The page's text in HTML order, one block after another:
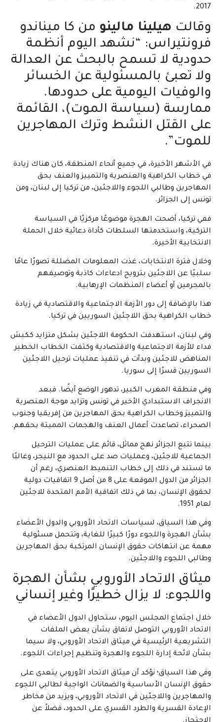
2017.
وقالت هيلينا مالينو من كا ميناندو
فرونتيراس: “نشهد اليوم أنظمة
حدودية لا تسمح بالبحث عن العدالة
ولا تعبئ بالمسئولية عن الخسائر
والوفيات اليومية على حدودها.
ممارسة (سياسة الموت)، القائمة
على القتل النشط وترك المهاجرين
للموت”.
في الأشهر الأخيرة، في جميع أنحاء المنطقة، كان هناك زيادة
في خطاب الكراهية والعنصرية والتمييز والعنف بحق
المهاجرين وطالبي اللجوء واللاجئين، من تركيا إلى لبنان، ومن
تونس إلى الجزائر.
ففي تركيا، أضحت الهجرة موضوعًا مركزيًا في السياسة
التركية، واستخدمتها السلطات كأداة دعائية خلال الحملة
الانتخابية الأخيرة.
وخلال فترة الانتخابات، غذت المعلومات المضللة تصورًا عامًا
سلبيًا عن اللاجئين بترويج ادعاءات كاذبة وتوصيفهم
بالمجرمين أو أعضاء المنظمات الإرهابية.
هذا بالإضافة إلى دور الأزمة الاجتماعية والاقتصادية في زيادة
خطاب الكراهية بحق اللاجئين السوريين في تركيا.
وفي لبنان، استهدفت الحكومة اللاجئين بشكل متزايد ككبش
فداء للأزمة الاجتماعية والاقتصادية وكثفت الخطاب الخطير
المناهض للاجئين وبدأت في تنفيذ عمليات ترحيل اللاجئين
السوريين قسرًا إلى سوريا.
وفي منطقة المغرب الكبير، تدهور الوضع أيضًا. فبعد
الانجراف الاستبدادي الأخير في تونس وتزايد موجة العنصرية
والتمييز وخطاب الكراهية بحق المهاجرين من إفريقيا وجنوب
الصحراء، تصاعدت أعمال العنف والهجمات المميتة بحقهم.
بينما تتبع الجزائر نهج مماثل، قائم على عمليات الترحيل
الجماعية للاجئين، وعمليات صد على الحدود مع النيجر، وغالبًا
ما تستند في ذلك إلى خطاب التنميط العنصري، رغم أن
الجزائر من الدول الموقعة على 8 من أصل 9 اتفاقيات دولية
لحقوق الإنسان، بما في ذلك اتفاقية الأمم المتحدة للاجئين
لعام 1951.
وفي هذا السياق، لسياسات الاتحاد الأوروبي والدول الأعضاء
بشأن الهجرة واللجوء دورًا كبيرًا للغاية، وتتحمل مسئولية
مهمة عن انتهاكات حقوق الإنسان المرتكبة بحق المهاجرين
وطالبي اللجوء واللاجئين.
ميثاق الاتحاد الأوروبي بشأن الهجرة
واللجوء: لا يزال خطيرًا وغير إنساني
خلال اجتماع المجلس اليوم، ستحاول الدول الأعضاء في
الاتحاد الأوروبي التوصل لاتفاق بشأن بعض الملفات
التشريعية الرئيسية في ميثاق الاتحاد الأوروبي، ولا سيما
بشأن لائحة إدارة اللجوء والهجرة وتنظيم إجراءات اللجوء.
وفي هذا السياق؛ نؤكد أن ميثاق الاتحاد الأوروبي يتعدى على
حقوق الإنسان الأساسية والضمانات الواجبة لطالبي اللجوء
والمهاجرين واللاجئين في الاتحاد الأوروبي، ويزيد من مخاطر
الإعادة القسرية والطرد القسري على الحدود، فضلاً عن